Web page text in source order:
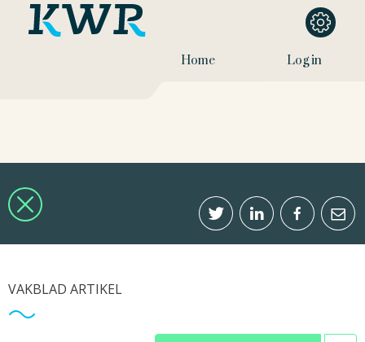
Home Log in
VAKBLAD ARTIKEL